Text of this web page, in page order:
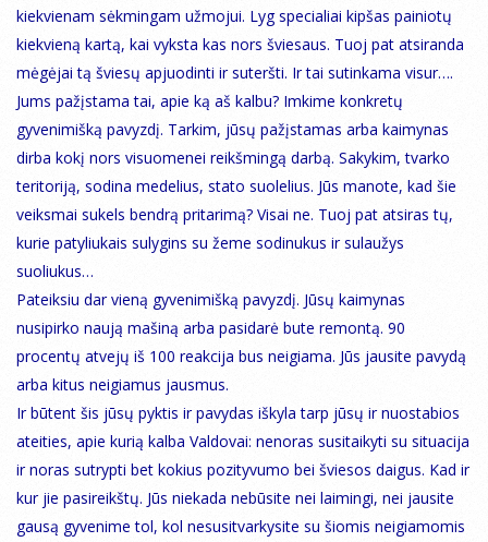
kiekvienam sėkmingam užmojui. Lyg specialiai kipšas painiotų
kiekvieną kartą, kai vyksta kas nors šviesaus. Tuoj pat atsiranda
mėgėjai tą šviesų apjuodinti ir suteršti. Ir tai sutinkama visur….
Jums pažįstama tai, apie ką aš kalbu? Imkime konkretų
gyvenimišką pavyzdį. Tarkim, jūsų pažįstamas arba kaimynas
dirba kokį nors visuomenei reikšmingą darbą. Sakykim, tvarko
teritoriją, sodina medelius, stato suolelius. Jūs manote, kad šie
veiksmai sukels bendrą pritarimą? Visai ne. Tuoj pat atsiras tų,
kurie patyliukais sulygins su žeme sodinukus ir sulaužys
suoliukus…
Pateiksiu dar vieną gyvenimišką pavyzdį. Jūsų kaimynas
nusipirko naują mašiną arba pasidarė bute remontą. 90
procentų atvejų iš 100 reakcija bus neigiama. Jūs jausite pavydą
arba kitus neigiamus jausmus.
Ir būtent šis jūsų pyktis ir pavydas iškyla tarp jūsų ir nuostabios
ateities, apie kurią kalba Valdovai: nenoras susitaikyti su situacija
ir noras sutrypti bet kokius pozityvumo bei šviesos daigus. Kad ir
kur jie pasireikštų. Jūs niekada nebūsite nei laimingi, nei jausite
gausą gyvenime tol, kol nesusitvarkysite su šiomis neigiamomis